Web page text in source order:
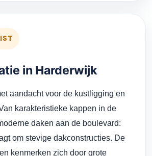
in Harderwijk
aandacht voor de kustligging en
karakteristieke kappen in de
daken aan de boulevard:
om stevige dakconstructies. De
kenmerken zich door grote